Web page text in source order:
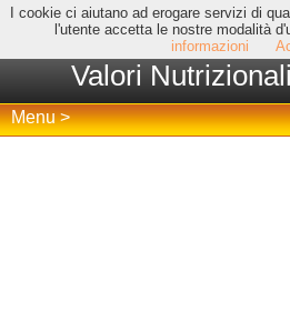
I cookie ci aiutano ad erogare servizi di
l'utente accetta le nostre modalità
informazioni
Valori
Menu >